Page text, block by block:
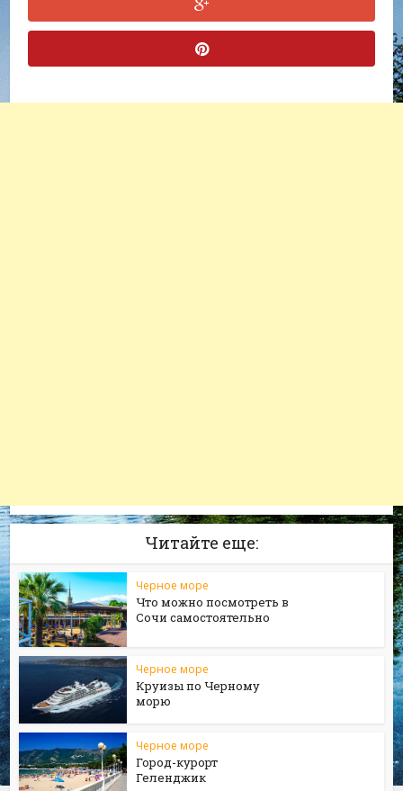
Читайте еще:
Черное море
Что можно посмотреть в
Сочи самостоятельно
Черное море
Круизы по Черному
морю
Черное море
Город-курорт
Геленджик